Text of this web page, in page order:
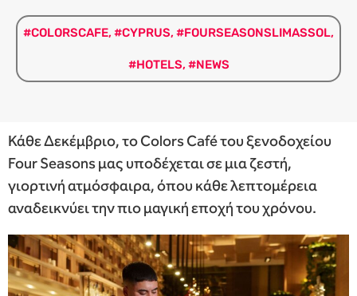
#COLORSCAFE, #CYPRUS, #FOURSEASONSLIMASSOL,
#HOTELS, #NEWS
Κάθε Δεκέμβριο, το Colors Café του ξενοδοχείου
Four Seasons μας υποδέχεται σε μια ζεστή,
γιορτινή ατμόσφαιρα, όπου κάθε λεπτομέρεια
αναδεικνύει την πιο μαγική εποχή του χρόνου.